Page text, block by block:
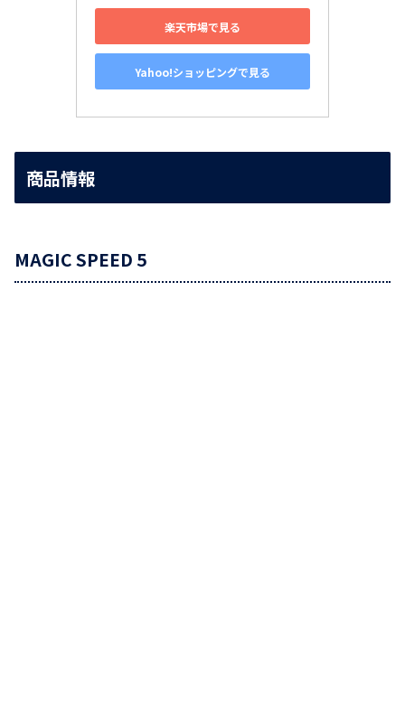
楽天市場で見る
Yahoo!ショッピングで見る
商品情報
MAGIC SPEED 5